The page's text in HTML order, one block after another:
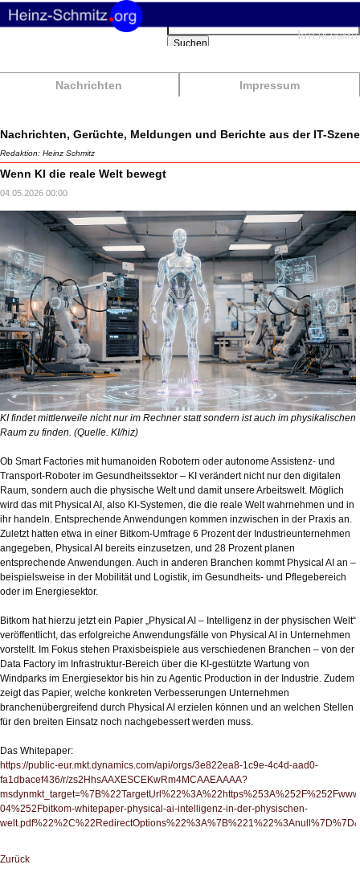
Nachrichten Impressum
Suchbegriffe
Suchen
Nachrichten, Gerüchte, Meldungen und Berichte aus der IT-Szene
Redaktion: Heinz Schmitz
Wenn KI die reale Welt bewegt
04.05.2026 00:00
KI findet mittlerweile nicht nur im Rechner statt sondern ist auch im physikalischen
Raum zu finden. (Quelle. KI/hiz)
Ob Smart Factories mit humanoiden Robotern oder autonome Assistenz- und
Transport-Roboter im Gesundheitssektor – KI verändert nicht nur den digitalen
Raum, sondern auch die physische Welt und damit unsere Arbeitswelt. Möglich
wird das mit Physical AI, also KI-Systemen, die die reale Welt wahrnehmen und in
ihr handeln. Entsprechende Anwendungen kommen inzwischen in der Praxis an.
Zuletzt hatten etwa in einer Bitkom-Umfrage 6 Prozent der Industrieunternehmen
angegeben, Physical AI bereits einzusetzen, und 28 Prozent planen
entsprechende Anwendungen. Auch in anderen Branchen kommt Physical AI an –
beispielsweise in der Mobilität und Logistik, im Gesundheits- und Pflegebereich
oder im Energiesektor.
Bitkom hat hierzu jetzt ein Papier „Physical AI – Intelligenz in der physischen Welt“
veröffentlicht, das erfolgreiche Anwendungsfälle von Physical AI in Unternehmen
vorstellt. Im Fokus stehen Praxisbeispiele aus verschiedenen Branchen – von der
Data Factory im Infrastruktur-Bereich über die KI-gestützte Wartung von
Windparks im Energiesektor bis hin zu Agentic Production in der Industrie. Zudem
zeigt das Papier, welche konkreten Verbesserungen Unternehmen
branchenübergreifend durch Physical AI erzielen können und an welchen Stellen
für den breiten Einsatz noch nachgebessert werden muss.
Das Whitepaper:
https://public-eur.mkt.dynamics.com/api/orgs/3e822ea8-1c9e-4c4d-aad0-
fa1dbacef436/r/zs2HhsAAXESCEKwRm4MCAAEAAAA?
04%252Fbitkom-whitepaper-physical-ai-intelligenz-in-der-physischen-
Zurück